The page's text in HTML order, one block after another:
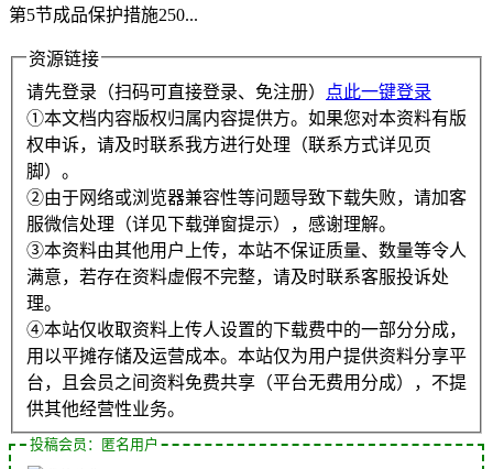
第5节成品保护措施250...
资源链接
请先登录（扫码可直接登录、免注册）
点此一键登录
①本文档内容版权归属内容提供方。如果您对本资料有版
权申诉，请及时联系我方进行处理（联系方式详见页
脚）。
②由于网络或浏览器兼容性等问题导致下载失败，请加客
服微信处理（详见下载弹窗提示），感谢理解。
③本资料由其他用户上传，本站不保证质量、数量等令人
满意，若存在资料虚假不完整，请及时联系客服投诉处
理。
④本站仅收取资料上传人设置的下载费中的一部分分成，
用以平摊存储及运营成本。本站仅为用户提供资料分享平
台，且会员之间资料免费共享（平台无费用分成），不提
供其他经营性业务。
投稿会员：匿名用户